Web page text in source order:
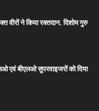
वीरों ने किया रक्तदान, दिशोम गुरु
एवं बीएलओ सुपरवाइजरों को दिया